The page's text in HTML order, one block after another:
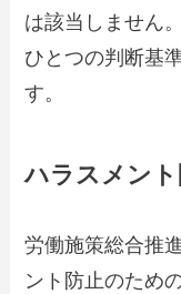
は該当しません
ひとつの判断基
す。
ハラスメン
労働施策総合推
ント防止のため